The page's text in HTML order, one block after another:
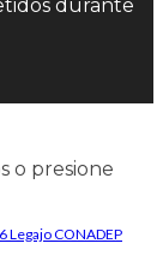
durante
o presione
Legajo CONADEP